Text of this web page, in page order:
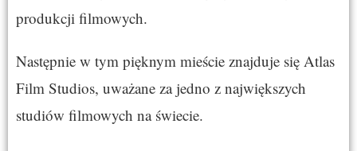
produkcji filmowych.
Następnie w tym pięknym mieście znajduje się Atlas
Film Studios, uważane za jedno z największych
studiów filmowych na świecie.